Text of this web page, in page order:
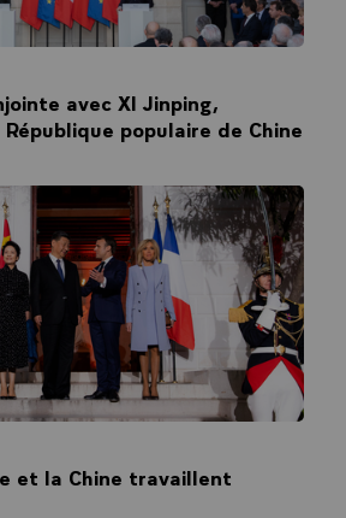
avec XI Jinping,
populaire de Chine
et la Chine travaillent